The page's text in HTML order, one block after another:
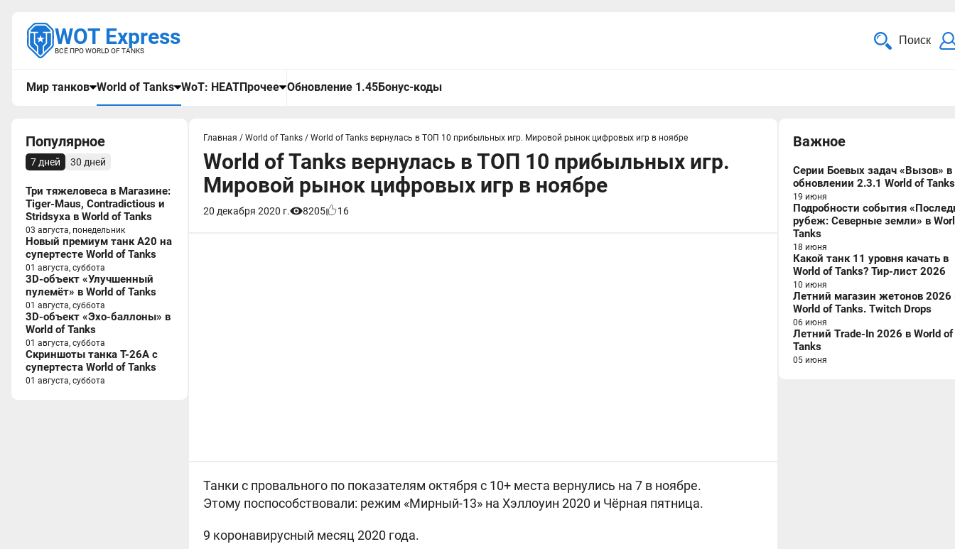
WOT Express
ВСЁ ПРО WORLD OF TANKS
Поиск
Мир танков World of Tanks WoT: HEATПрочее Обновление 1.45Бонус-коды
Популярное
7 дней 30 дней
Три тяжеловеса в Магазине:
Tiger-Maus, Contradictious и
Stridsyxa в World of Tanks
03 августа, понедельник
Новый премиум танк A20 на
супертесте World of Tanks
01 августа, суббота
3D-объект «Улучшенный
пулемёт» в World of Tanks
01 августа, суббота
3D-объект «Эхо-баллоны» в
World of Tanks
01 августа, суббота
Скриншоты танка T-26A с
супертеста World of Tanks
01 августа, суббота
Главная / World of Tanks / World of Tanks вернулась в ТОП 10 прибыльных игр. Мировой рынок цифровых игр в ноябре
World of Tanks вернулась в ТОП 10 прибыльных игр.
Мировой рынок цифровых игр в ноябре
20 декабря 2020 г. 8205 16
Танки с провального по показателям октября с 10+ места вернулись на 7 в ноябре.
Этому поспособствовали: режим «Мирный-13» на Хэллоуин 2020 и Чёрная пятница.
9 коронавирусный месяц 2020 года.
Важное
Серии Боевых задач «Вызов» в
обновлении 2.3.1 World of Tanks
19 июня
Подробности события
рубеж: Северные земли» в
Tanks
18 июня
Какой танк 11 уровня качать в
World of Tanks? Тир-лист 2026
10 июня
Летний магазин жетонов 2026
World of Tanks. Twitch Drops
06 июня
Летний Trade-In 2026 в World of
Tanks
05 июня